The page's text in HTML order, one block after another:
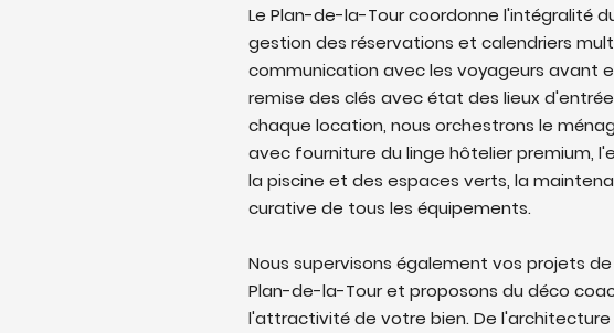
Le Plan-de-la-Tour coordonne l'intégralité
gestion des réservations et calendriers
communication avec les voyageurs avant
remise des clés avec état des lieux
chaque location, nous orchestrons le
avec fourniture du linge hôtelier premium,
la piscine et des espaces verts, la
curative de tous les équipements.
Nous supervisons également vos projets
Plan-de-la-Tour et proposons du déco
l'attractivité de votre bien. De l'architecture